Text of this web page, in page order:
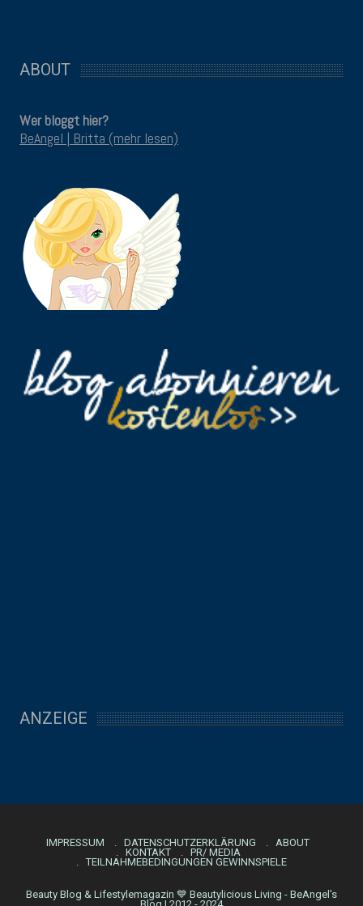
ABOUT
Wer bloggt hier?
BeAngel | Britta (mehr lesen)
ANZEIGE
IMPRESSUM DATENSCHUTZERKLÄRUNG
ABOUT
KONTAKT
PR/ MEDIA
TEILNAHMEBEDINGUNGEN GEWINNSPIELE
Beauty Blog & Lifestylemagazin 💙 Beautylicious Living - BeAngel's